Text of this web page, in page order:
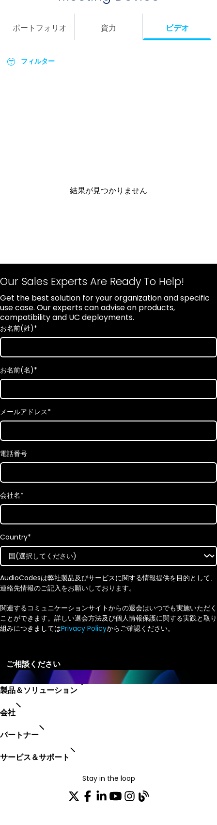
ポートフォリオ 資力 ビデオ
フィルター
結果が見つかりません
Our Sales Experts Are Ready To Help!
Get the best solution for your organization and specific
use case. Our experts can advise on products,
compatibility and UC deployments.
お名前(姓)*
お名前(名)*
メールアドレス*
電話番号
会社名*
Country*
AudioCodesは弊社製品及びサービスに関する情報提供を目的として、
連絡先情報のご記入をお願いしております。
関連するコミュニケーションサイトからの退会はいつでも実施いただく
ことができます。詳しい退会方法及び個人情報保護に関する実践と取り
組みにつきましてはPrivacy Policyからご確認ください。
製品＆ソリューション
会社
パートナー
サービス＆サポート
Stay in the loop